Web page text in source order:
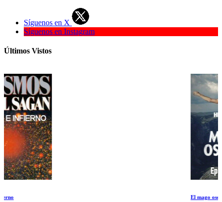
Síguenos en X
Síguenos en Instagram
Últimos Vistos